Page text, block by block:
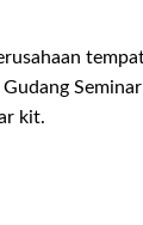
Seminar
kit.